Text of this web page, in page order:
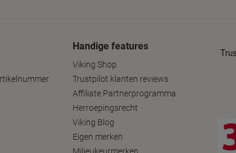
Handige features
Viking Shop
Trustpilot klanten reviews
Affiliate Partnerprogramma
Herroepingsrecht
Viking Blog
Eigen merken